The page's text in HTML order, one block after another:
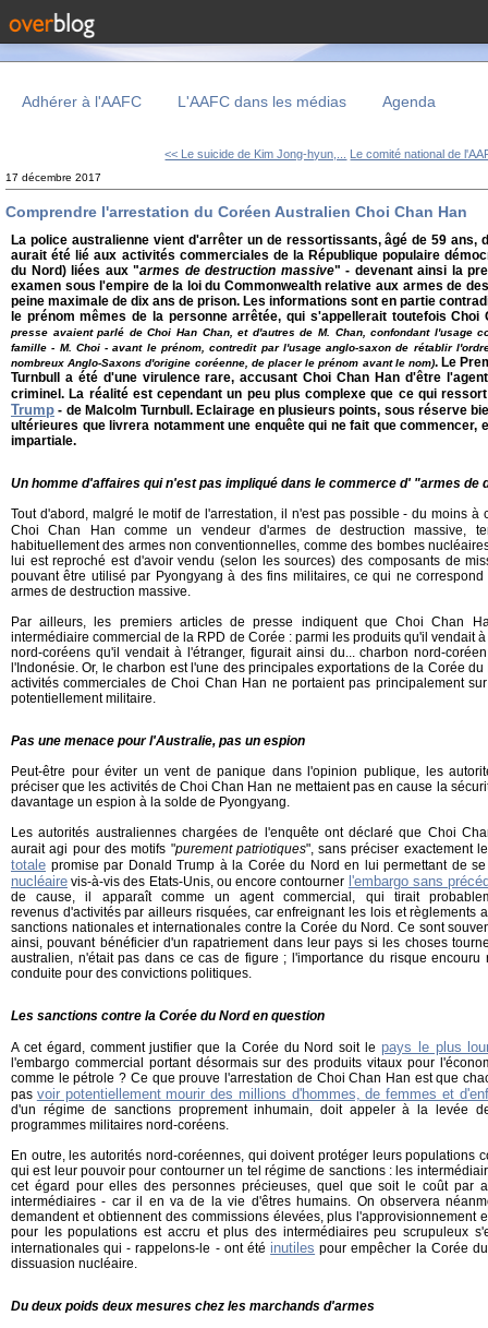
Adhérer à l'AAFC L'AAFC dans les médias Agenda
<< Le suicide de Kim Jong-hyun,... Le comité national de
17 décembre 2017
Comprendre l'arrestation du Coréen Australien Choi Chan Han
La police australienne vient d'arrêter un de ressortissants, âgé de 59 ans,
aurait été lié aux activités commerciales de la République populaire
du Nord) liées aux "armes de destruction massive" - devenant ainsi la
examen sous l'empire de la loi du Commonwealth relative aux armes de
peine maximale de dix ans de prison. Les informations sont en partie
le prénom mêmes de la personne arrêtée, qui s'appellerait toutefois Choi
presse avaient parlé de Choi Han Chan, et d'autres de M. Chan, confondant l'usage
famille - M. Choi - avant le prénom, contredit par l'usage anglo-saxon de rétablir
nombreux Anglo-Saxons d'origine coréenne, de placer le prénom avant le nom). Le
Turnbull a été d'une virulence rare, accusant Choi Chan Han d'être
criminel. La réalité est cependant un peu plus complexe que ce qui
Trump - de Malcolm Turnbull. Eclairage en plusieurs points, sous réserve
ultérieures que livrera notamment une enquête qui ne fait que commencer,
impartiale.
Un homme d'affaires qui n'est pas impliqué dans le commerce d' "armes de
Tout d'abord, malgré le motif de l'arrestation, il n'est pas possible - du moins à
Choi Chan Han comme un vendeur d'armes de destruction massive,
habituellement des armes non conventionnelles, comme des bombes
lui est reproché est d'avoir vendu (selon les sources) des composants de
pouvant être utilisé par Pyongyang à des fins militaires, ce qui ne
armes de destruction massive.
Par ailleurs, les premiers articles de presse indiquent que Choi Chan
intermédiaire commercial de la RPD de Corée : parmi les produits qu'il vendait
nord-coréens qu'il vendait à l'étranger, figurait ainsi du... charbon nord-
l'Indonésie. Or, le charbon est l'une des principales exportations de la Corée
activités commerciales de Choi Chan Han ne portaient pas principalement
potentiellement militaire.
Pas une menace pour l'Australie, pas un espion
Peut-être pour éviter un vent de panique dans l'opinion publique, les
préciser que les activités de Choi Chan Han ne mettaient pas en cause la
davantage un espion à la solde de Pyongyang.
Les autorités australiennes chargées de l'enquête ont déclaré que Choi
aurait agi pour des motifs "purement patriotiques", sans préciser exactement
totale promise par Donald Trump à la Corée du Nord en lui permettant de
nucléaire vis-à-vis des Etats-Unis, ou encore contourner l'embargo sans
de cause, il apparaît comme un agent commercial, qui tirait
revenus d'activités par ailleurs risquées, car enfreignant les lois et règlements
sanctions nationales et internationales contre la Corée du Nord. Ce sont
ainsi, pouvant bénéficier d'un rapatriement dans leur pays si les choses
australien, n'était pas dans ce cas de figure ; l'importance du risque encouru
conduite pour des convictions politiques.
Les sanctions contre la Corée du Nord en question
A cet égard, comment justifier que la Corée du Nord soit le pays le plus
l'embargo commercial portant désormais sur des produits vitaux pour
comme le pétrole ? Ce que prouve l'arrestation de Choi Chan Han est que
pas voir potentiellement mourir des millions d'hommes, de femmes et
d'un régime de sanctions proprement inhumain, doit appeler à la levée
programmes militaires nord-coréens.
En outre, les autorités nord-coréennes, qui doivent protéger leurs populations
qui est leur pouvoir pour contourner un tel régime de sanctions : les
cet égard pour elles des personnes précieuses, quel que soit le coût par
intermédiaires - car il en va de la vie d'êtres humains. On observera
demandent et obtiennent des commissions élevées, plus l'approvisionnement
pour les populations est accru et plus des intermédiaires peu scrupuleux
internationales qui - rappelons-le - ont été inutiles pour empêcher la Corée
dissuasion nucléaire.
Du deux poids deux mesures chez les marchands d'armes